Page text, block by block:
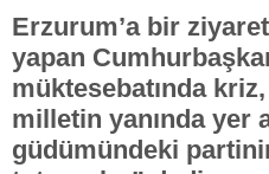
Erzurum’a bir
yapan
müktesebatında
milletin yanında yer
güdümündeki